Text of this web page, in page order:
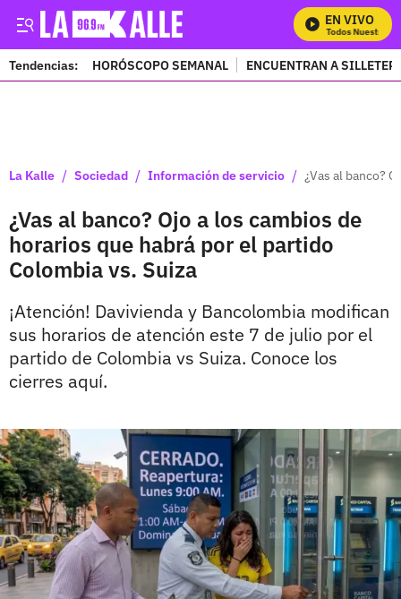
EN VIVO
Mira Todos Nuestros
Tendencias: HORÓSCOPO SEMANAL ENCUENTRAN A
La Kalle / Sociedad / Información de servicio / ¿Vas al banco?
¿Vas al banco? Ojo a los cambios de
horarios que habrá por el partido
Colombia vs. Suiza
¡Atención! Davivienda y Bancolombia modifican
sus horarios de atención este 7 de julio por el
partido de Colombia vs Suiza. Conoce los
cierres aquí.